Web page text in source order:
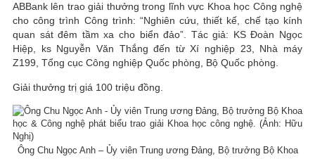
ABBank lên trao giải thưởng trong lĩnh vực Khoa học Công nghệ
cho công trình Công trình: “Nghiên cứu, thiết kế, chế tạo kính
quan sát đêm tầm xa cho biển đảo”. Tác giả: KS Đoàn Ngọc
Hiệp, ks Nguyễn Văn Thắng đến từ Xí nghiệp 23, Nhà máy
Z199, Tổng cục Công nghiệp Quốc phòng, Bộ Quốc phòng.
Giải thưởng trị giá 100 triệu đồng.
Ông Chu Ngọc Anh – Ủy viên Trung ương Đảng, Bộ trưởng Bộ Khoa